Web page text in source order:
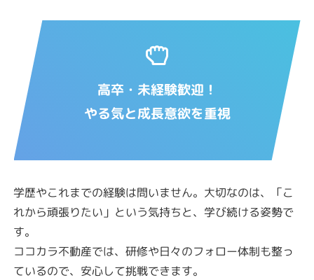
高卒・未経験歓迎！
やる気と成長意欲を重視
学歴やこれまでの経験は問いません。大切なのは、「こ
れから頑張りたい」という気持ちと、学び続ける姿勢で
す。
ココカラ不動産では、研修や日々のフォロー体制も整っ
ているので、安心して挑戦できます。